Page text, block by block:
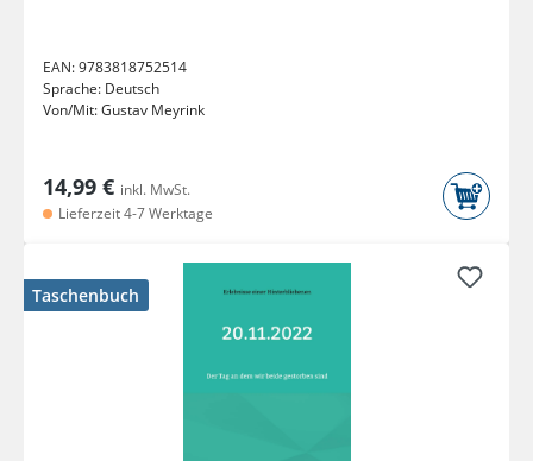
EAN:9783818752514
Sprache: Deutsch
Von/Mit:Gustav Meyrink
14,99 € inkl. MwSt.
Lieferzeit 4-7 Werktage
Taschenbuch